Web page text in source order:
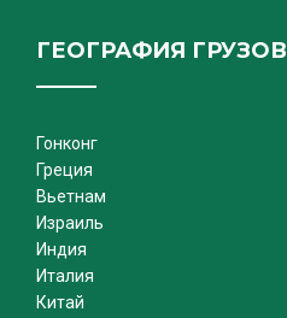
ГЕОГРАФИЯ ГРУЗОВ
Гонконг
Греция
Вьетнам
Израиль
Индия
Италия
Китай